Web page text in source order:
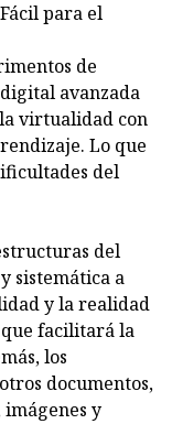
para el
de
avanzada
virtualidad con
Lo que
del
del
sistemática a
y la realidad
facilitará la
los
documentos,
y